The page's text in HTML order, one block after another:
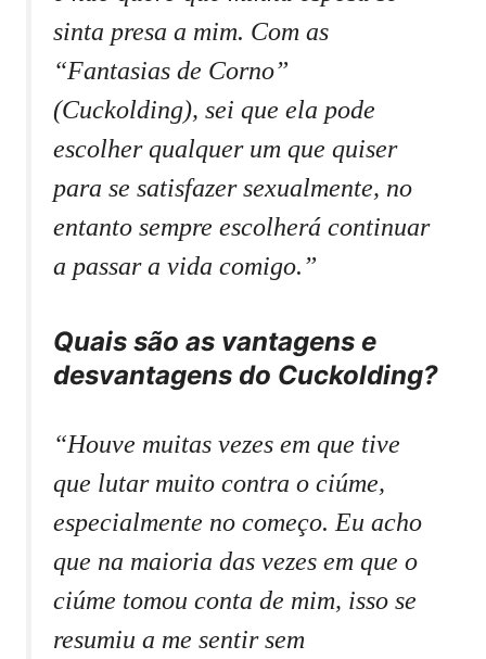
sinta presa a mim. Com as
“Fantasias de Corno”
(Cuckolding), sei que ela pode
escolher qualquer um que quiser
para se satisfazer sexualmente, no
entanto sempre escolherá continuar
a passar a vida comigo.”
Quais são as vantagens e
desvantagens do Cuckolding?
“Houve muitas vezes em que tive
que lutar muito contra o ciúme,
especialmente no começo. Eu acho
que na maioria das vezes em que o
ciúme tomou conta de mim, isso se
resumiu a me sentir sem